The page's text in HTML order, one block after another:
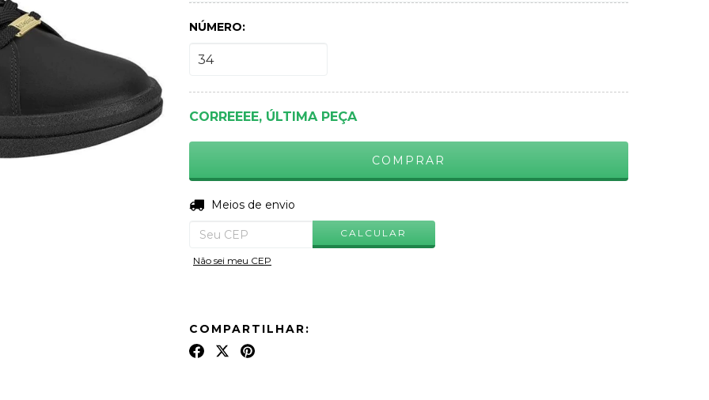
NÚMERO:
CORREEEE, ÚLTIMA PEÇA
Entregas para o CEP:
Meios de envio
CALCULAR
Não sei meu CEP
COMPARTILHAR: